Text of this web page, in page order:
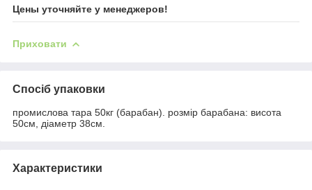
Цены уточняйте у менеджеров!
Приховати
Спосіб упаковки
промислова тара 50кг (барабан). розмір барабана: висота
50см, діаметр 38см.
Характеристики